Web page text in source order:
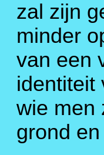
zal zijn
minder
van een
identiteit
wie men
grond